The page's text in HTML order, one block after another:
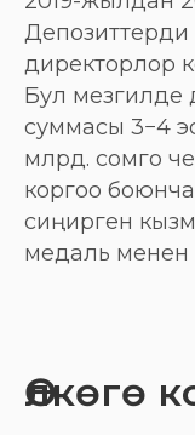
Депозиттерди
директорлор
Бул мезгилде
суммасы 3−4
млрд. сомго
коргоо
сиңирген
медаль менен
Өлкөгө